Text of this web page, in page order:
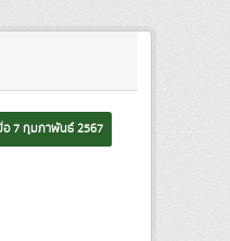
อ 7 กุมภาพันธ์ 2567